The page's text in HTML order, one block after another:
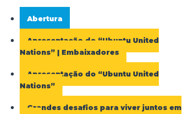
Abertura
Apresentação do “Ubuntu United
Nations” | Embaixadores
Apresentação do “Ubuntu United
Nations”
Grandes desafios para viver juntos em